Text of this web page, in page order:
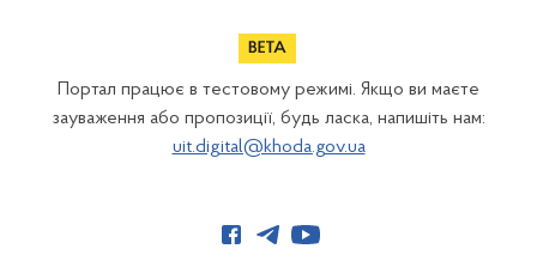
Портал працює в тестовому режимі. Якщо ви маєте
зауваження або пропозиції, будь ласка, напишіть нам:
uit.digital@khoda.gov.ua